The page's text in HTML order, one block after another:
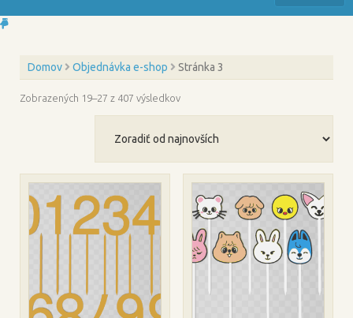
Domov Objednávka e-shop Stránka 3
Zobrazených 19–27 z 407 výsledkovZoradené